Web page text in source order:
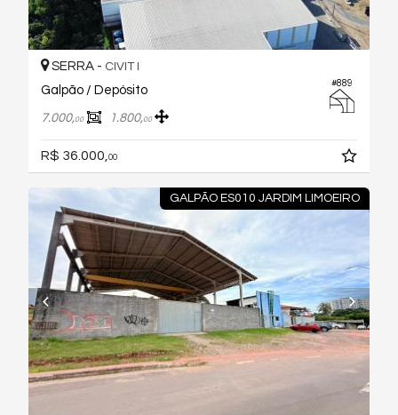
#889
SERRA - CIVIT I
Galpão / Depósito
7.000,00 1.800,00
R$ 36.000,00
GALPÃO ES010 JARDIM LIMOEIRO